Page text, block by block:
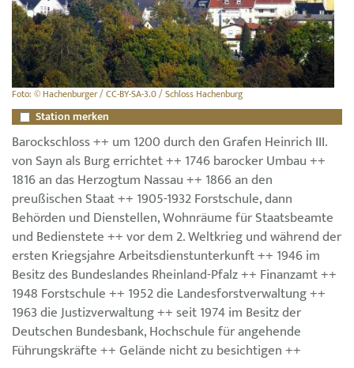
Foto: © Hachenburger / CC-BY-SA-3.0 / Schloss Hachenburg
Station merken
Barockschloss ++ um 1200 durch den Grafen Heinrich III.
von Sayn als Burg errichtet ++ 1746 barocker Umbau ++
1816 an das Herzogtum Nassau ++ 1866 an den
preußischen Staat ++ 1905-1932 Forstschule, dann
Behörden und Dienstellen, Wohnräume für Staatsbeamte
und Bedienstete ++ vor dem 2. Weltkrieg und während der
ersten Kriegsjahre Arbeitsdienstunterkunft ++ 1946 im
Besitz des Bundeslandes Rheinland-Pfalz ++ Finanzamt ++
1948 Forstschule ++ 1952 die Landesforstverwaltung ++
1963 die Justizverwaltung ++ seit 1974 im Besitz der
Deutschen Bundesbank, Hochschule für angehende
Führungskräfte ++ Gelände nicht zu besichtigen ++